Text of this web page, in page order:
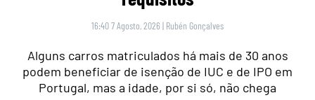
16:40 7 Agosto, 2026 | Rubén Gonçalves
Alguns carros matriculados há mais de 30 anos
podem beneficiar de isenção de IUC e de IPO em
Portugal, mas a idade, por si só, não chega